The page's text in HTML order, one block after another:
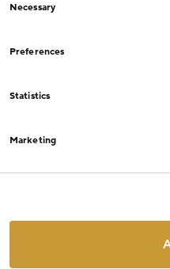
Selection
Necessary
Preferences
Statistics
Marketing